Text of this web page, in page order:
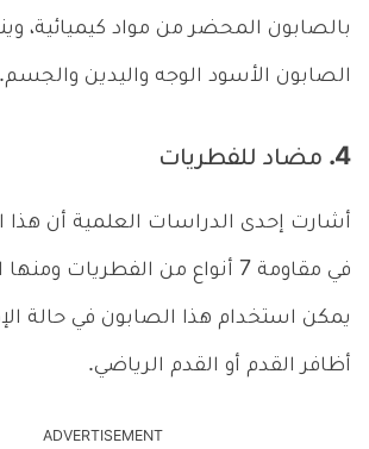
بالصابون المحضر من مواد كيميائية،
الصابون الأسود الوجه واليدين والجسم.
4. مضاد للفطريات
أشارت إحدى الدراسات العلمية أن هذا
في مقاومة 7 أنواع من الفطريات
يمكن استخدام هذا الصابون في حالة
أظافر القدم أو القدم الرياضي.
ADVERTISEMENT